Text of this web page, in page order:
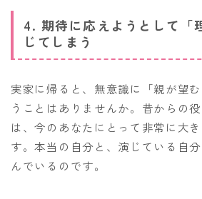
4. 期待に応えようとして「
じてしまう
実家に帰ると、無意識に「親が望
うことはありませんか。昔からの
は、今のあなたにとって非常に大
す。本当の自分と、演じている自
んでいるのです。